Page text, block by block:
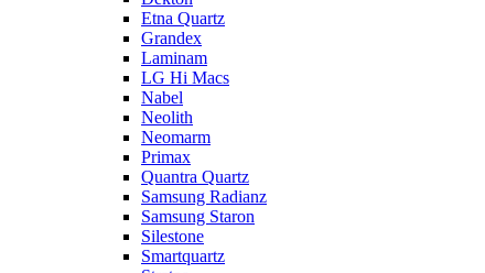
Etna Quartz
Grandex
Laminam
LG Hi Macs
Nabel
Neolith
Neomarm
Primax
Quantra Quartz
Samsung Radianz
Samsung Staron
Silestone
Smartquartz